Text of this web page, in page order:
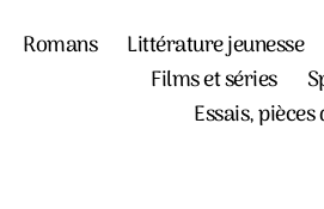
Romans Littérature jeunesse
Films et séries
Essais,